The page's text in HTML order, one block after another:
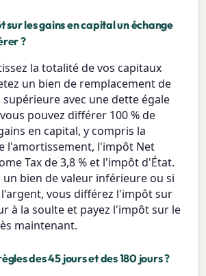
sur les gains en capital un échange
?
la totalité de vos capitaux
un bien de remplacement de
avec une dette égale
pouvez différer 100 % de
en capital, y compris la
l'amortissement, l'impôt Net
Tax de 3,8 % et l'impôt d'État.
un bien de valeur inférieure ou si
vous différez l'impôt sur
à la soulte et payez l'impôt sur le
maintenant.
des 45 jours et des 180 jours ?